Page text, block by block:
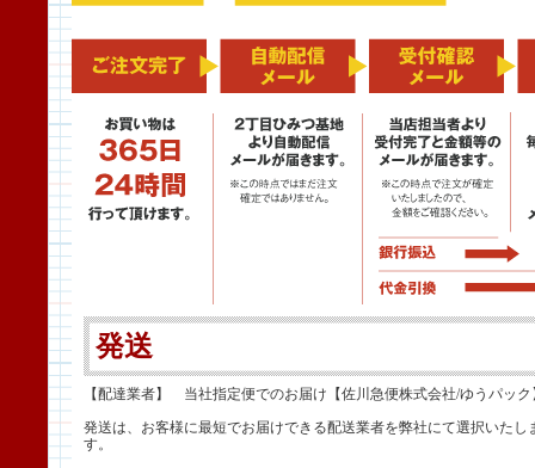
発送
【配達業者】 当社指定便でのお届け【佐川急便株式会社/ゆうパック
発送は、お客様に最短でお届けできる配送業者を弊社にて選択いたし
す。